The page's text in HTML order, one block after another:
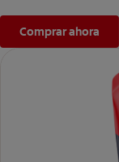
Comprar ahora